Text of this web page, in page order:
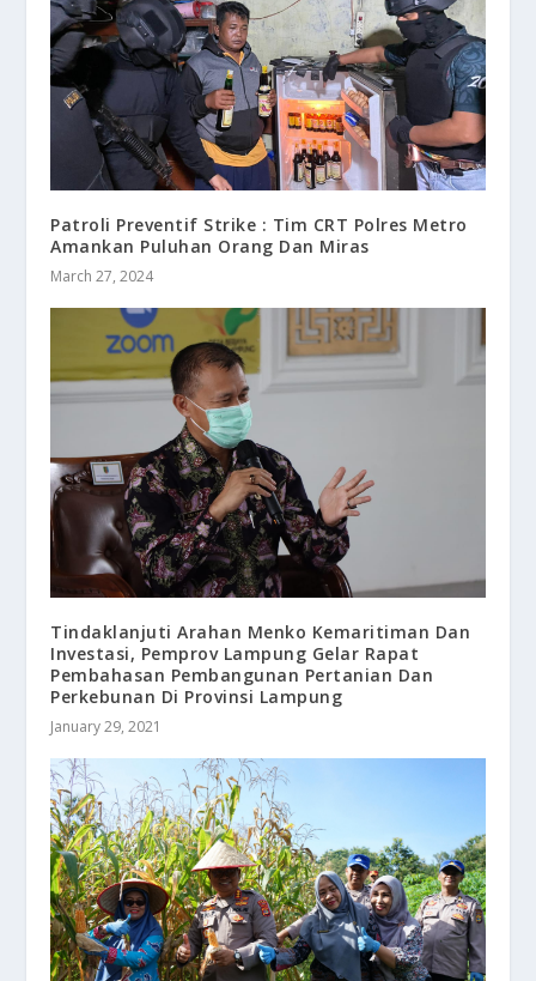
Patroli Preventif Strike : Tim CRT Polres Metro
Amankan Puluhan Orang Dan Miras
March 27, 2024
Tindaklanjuti Arahan Menko Kemaritiman Dan
Investasi, Pemprov Lampung Gelar Rapat
Pembahasan Pembangunan Pertanian Dan
Perkebunan Di Provinsi Lampung
January 29, 2021